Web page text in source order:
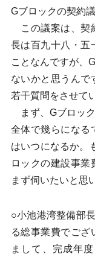
Gブロックの契約
この議案は、契
長は百九十八・五
ことなんですが、
ないかと思うんで
若干質問をさせて
まず、Gブロック
全体で幾らになる
はいつになるか。
ロックの建設事
まず伺いたいと思
○小池港湾整備部
る総事業費でござ
まして、完成年